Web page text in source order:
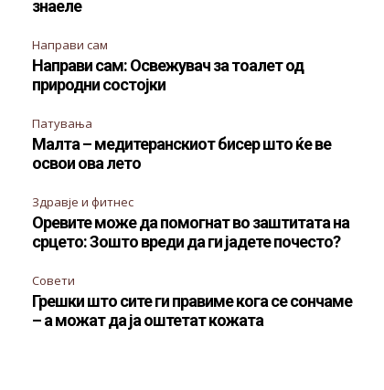
знаеле
Направи сам
Направи сам: Освежувач за тоалет од
природни состојки
Патувања
Малта – медитеранскиот бисер што ќе ве
освои ова лето
Здравје и фитнес
Оревите може да помогнат во заштитата на
срцето: Зошто вреди да ги јадете почесто?
Совети
Грешки што сите ги правиме кога се сончаме
– а можат да ја оштетат кожата